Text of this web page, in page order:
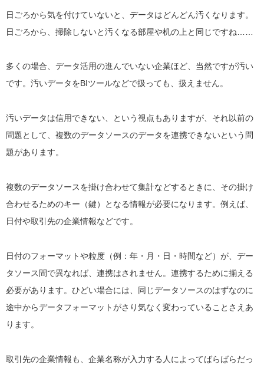
日ごろから気を付けていないと、データはどんどん汚くなります。
日ごろから、掃除しないと汚くなる部屋や机の上と同じですね……
多くの場合、データ活用の進んでいない企業ほど、当然ですが汚い
です。汚いデータをBIツールなどで扱っても、扱えません。
汚いデータは信用できない、という視点もありますが、それ以前の
問題として、複数のデータソースのデータを連携できないという問
題があります。
複数のデータソースを掛け合わせて集計などするときに、その掛け
合わせるためのキー（鍵）となる情報が必要になります。例えば、
日付や取引先の企業情報などです。
日付のフォーマットや粒度（例：年・月・日・時間など）が、デー
タソース間で異なれば、連携はされません。連携するために揃える
必要があります。ひどい場合には、同じデータソースのはずなのに
途中からデータフォーマットがさり気なく変わっていることさえあ
ります。
取引先の企業情報も、企業名称が入力する人によってばらばらだっ